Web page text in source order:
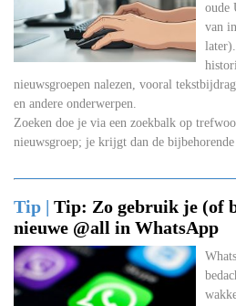
oude
van
nieuwsgroepen nalezen, vooral
en andere onderwerpen.
Zoeken doe je via een zoekbalk op
nieuwsgroep; je krijgt dan de
Tip | Tip: Zo gebruik je (of
nieuwe @all in WhatsApp